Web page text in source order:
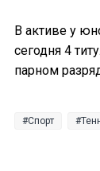
В активе у
сегодня 4
парном
Спорт